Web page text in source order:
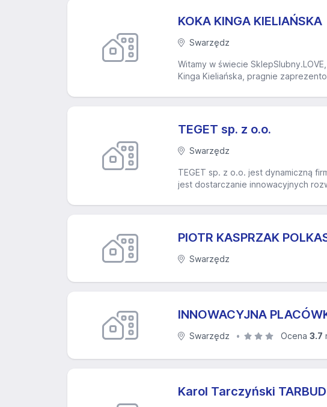
KOKA KINGA KIELIAŃSKA
Swarzędz
Witamy w świecie
Kinga Kieliańska, pragnie
TEGET sp. z o.o.
Swarzędz
TEGET sp. z o.o. jest dynamiczną
jest dostarczanie innowacyjnych
PIOTR KASPRZAK
Swarzędz
INNOWACYJNA
Swarzędz Ocena 3.7
Karol Tarczyński TARBUD